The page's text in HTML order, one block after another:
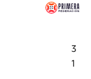
3
1